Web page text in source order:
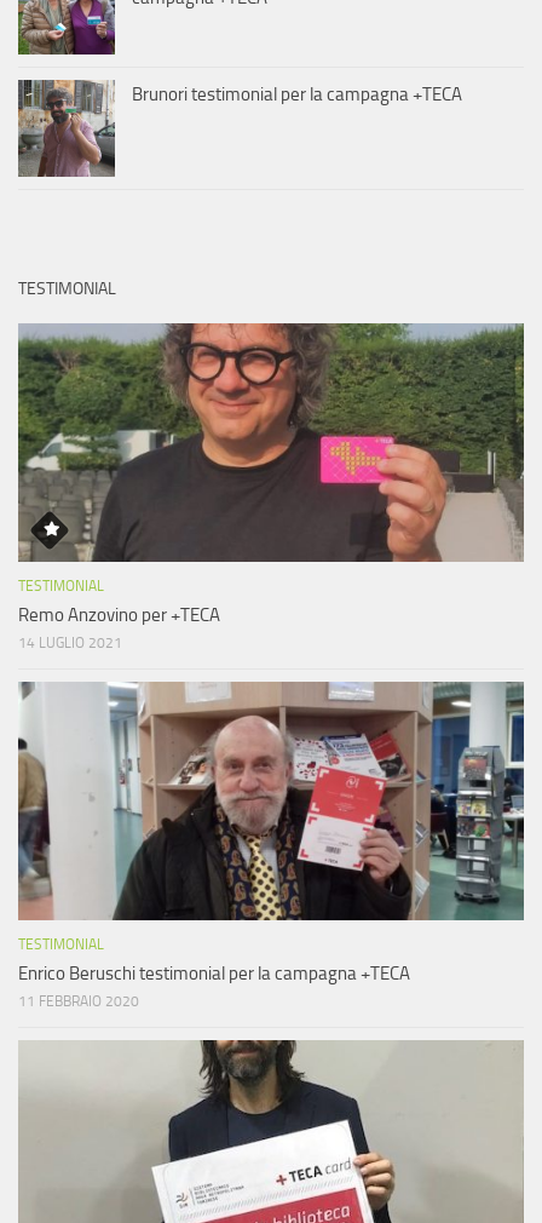
Brunori testimonial per la campagna +TECA
TESTIMONIAL
TESTIMONIAL
Remo Anzovino per +TECA
14 LUGLIO 2021
TESTIMONIAL
Enrico Beruschi testimonial per la campagna +TECA
11 FEBBRAIO 2020